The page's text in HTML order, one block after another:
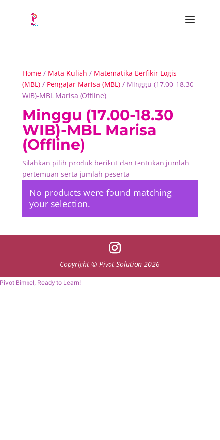
Home/ Mata Kuliah / Matematika Berfikir Logis
(MBL)/ Pengajar Marisa (MBL)/ Minggu (17.00-18.30
WIB)-MBL Marisa (Offline)
Minggu (17.00-18.30
WIB)-MBL Marisa
(Offline)
Silahkan pilih produk berikut dan tentukan jumlah
pertemuan serta jumlah peserta
No products were found matching
your selection.
Copyright © Pivot Solution 2026
Pivot Bimbel, Ready to Learn!